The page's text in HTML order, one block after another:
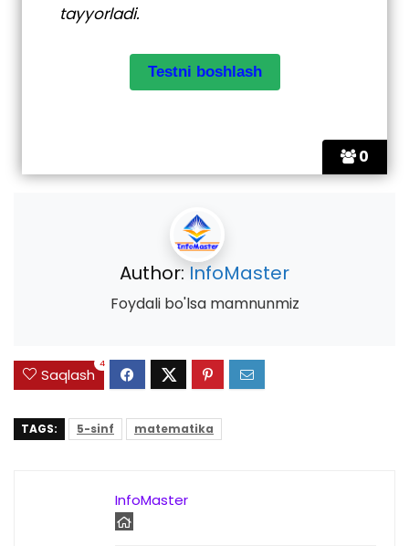
0
tayyorladi.
Author: InfoMaster
Foydali bo'lsa mamnunmiz
Saqlash
4
TAGS: 5-sinf matematika
InfoMaster